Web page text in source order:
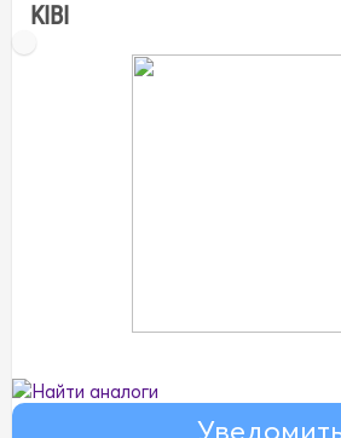
KIBI
Найти аналоги